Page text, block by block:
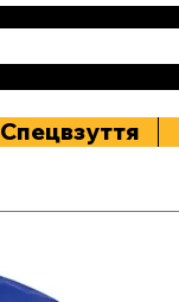
Спецвзуття